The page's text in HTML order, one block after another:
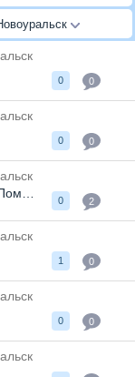
0 0
0 0
Прокладка
0 2
1 0
0 0